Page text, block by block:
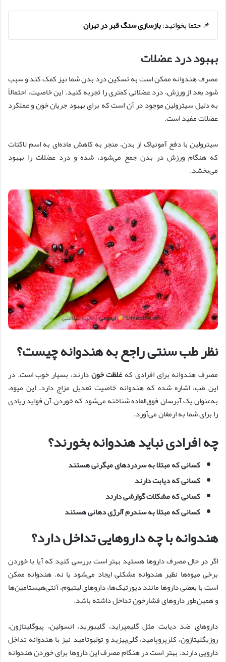
📌 حتما بخوانید:بازسازی سنگ قبر در تهران
بهبود درد عضلات
مصرف هندوانه ممکن است به تسکین درد بدن شما نیز کمک کند و سبب
شود بعد از ورزش، درد عضلانی کمتری را تجربه کنید. این خاصیت، احتمالاً
به دلیل سیترولین موجود در آن است که برای بهبود جریان خون و عملکرد
عضلات مفید است.
سیترولین با دفع آمونیاک از بدن، منجر به کاهش ماده‌ای به اسم لاکتات
که هنگام ورزش در بدن جمع می‌شود، شده و درد عضلات را بهبود
می‌بخشد.
نظر طب سنتی راجع به هندوانه چیست؟
مصرف هندوانه برای افرادی کهغلظت خوندارند، بسیار خوب است. در
این طب، اشاره شده که هندوانه خاصیت تعدیل مزاج دارد. این میوه،
به‌عنوان یک آبرسان فوق‌العاده شناخته می‌شود که خوردن آن فواید زیادی
را برای شما به ارمغان می‌آورد.
چه افرادی نباید هندوانه بخورند؟
کسانی که مبتلا به سردردهای میگرنی هستند
کسانی که دیابت دارند
کسانی که مشکلات گوارشی دارند
کسانی که مبتلا به سندرم آلرژی دهانی هستند
هندوانه با چه داروهایی تداخل دارد؟
اگر در حال مصرف داروها هستید بهتر است بررسی کنید که آیا با خوردن
برخی میوه‌ها نظیر هندوانه مشکلی ایجاد می‌شود یا نه. هندوانه ممکن
است با بعضی داروها مانند دیورتیک‌ها، داروهای لیتیوم، آنتی‌هیستامین‌ها
و همین‌طور داروهای فشارخون تداخل داشته باشد.
داروهای ضد دیابت مثل گلیمپراید، گلیبورید، انسولین، پیوگلیتازون،
روزیگلیتازون، کلرپروپامید، گلی‌پیزید و تولبوتامید نیز با هندوانه تداخل
دارویی دارند. بهتر است در هنگام مصرف این داروها برای خوردن هندوانه